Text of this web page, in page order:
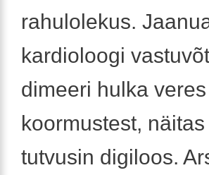
rahulolekus.
kardioloogi
dimeeri hulka
koormustest,
tutvusin digiloos.